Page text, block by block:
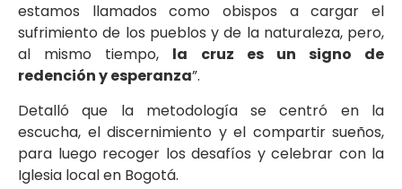
estamos llamados como obispos a cargar el
sufrimiento de los pueblos y de la naturaleza, pero,
al mismo tiempo, la cruz es un signo de
redención y esperanza”.
Detalló que la metodología se centró en la
escucha, el discernimiento y el compartir sueños,
para luego recoger los desafíos y celebrar con la
Iglesia local en Bogotá.